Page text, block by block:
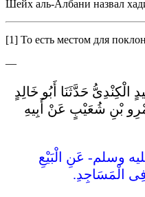
Шейх аль-Албани назвал
[1] То есть местом для
—
الْكِنْدِىُّ حَدَّثَنَا أَبُو خَالِدٍ
بْنِ شُعَيْبٍ عَنْ أَبِيهِ
وسلم- عَنِ الْبَيْعِ
فِى الْمَسَاجِدِ.